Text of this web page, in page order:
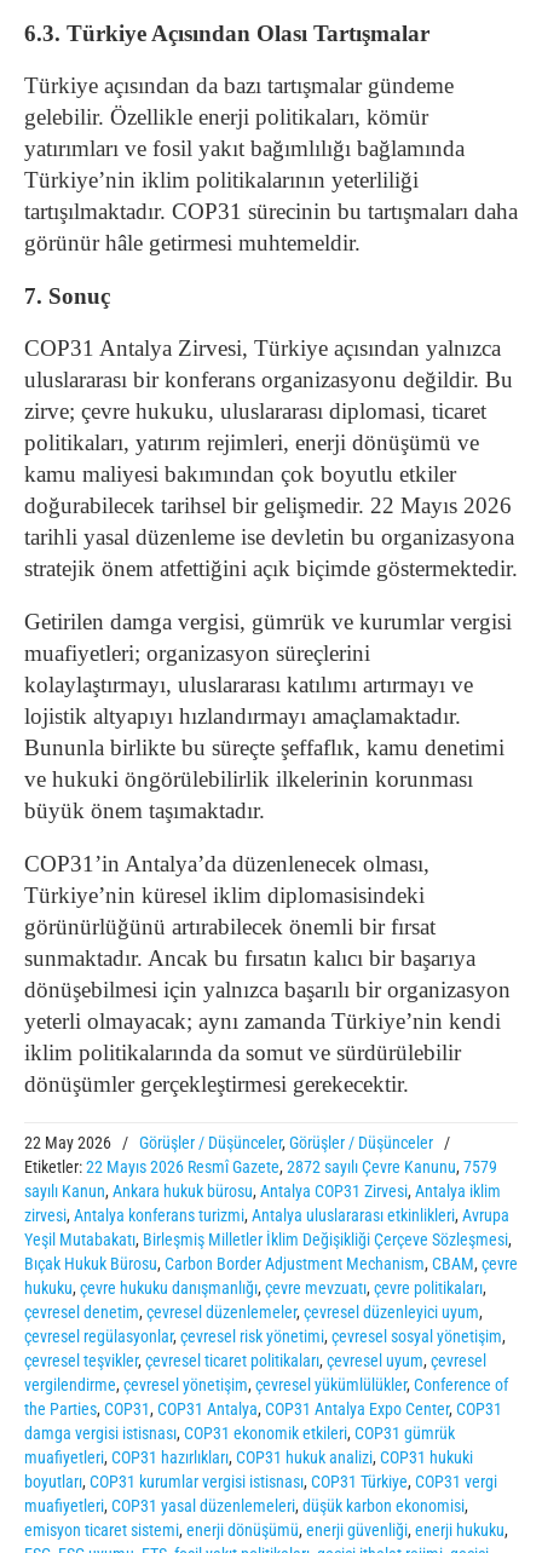
6.3. Türkiye Açısından Olası Tartışmalar
Türkiye açısından da bazı tartışmalar gündeme
gelebilir. Özellikle enerji politikaları, kömür
yatırımları ve fosil yakıt bağımlılığı bağlamında
Türkiye’nin iklim politikalarının yeterliliği
tartışılmaktadır. COP31 sürecinin bu tartışmaları daha
görünür hâle getirmesi muhtemeldir.
7. Sonuç
COP31 Antalya Zirvesi, Türkiye açısından yalnızca
uluslararası bir konferans organizasyonu değildir. Bu
zirve; çevre hukuku, uluslararası diplomasi, ticaret
politikaları, yatırım rejimleri, enerji dönüşümü ve
kamu maliyesi bakımından çok boyutlu etkiler
doğurabilecek tarihsel bir gelişmedir. 22 Mayıs 2026
tarihli yasal düzenleme ise devletin bu organizasyona
stratejik önem atfettiğini açık biçimde göstermektedir.
Getirilen damga vergisi, gümrük ve kurumlar vergisi
muafiyetleri; organizasyon süreçlerini
kolaylaştırmayı, uluslararası katılımı artırmayı ve
lojistik altyapıyı hızlandırmayı amaçlamaktadır.
Bununla birlikte bu süreçte şeffaflık, kamu denetimi
ve hukuki öngörülebilirlik ilkelerinin korunması
büyük önem taşımaktadır.
COP31’in Antalya’da düzenlenecek olması,
Türkiye’nin küresel iklim diplomasisindeki
görünürlüğünü artırabilecek önemli bir fırsat
sunmaktadır. Ancak bu fırsatın kalıcı bir başarıya
dönüşebilmesi için yalnızca başarılı bir organizasyon
yeterli olmayacak; aynı zamanda Türkiye’nin kendi
iklim politikalarında da somut ve sürdürülebilir
dönüşümler gerçekleştirmesi gerekecektir.
22 May 2026 / Görüşler / Düşünceler, Görüşler / Düşünceler
/
Etiketler:22 Mayıs 2026 Resmî Gazete, 2872 sayılı Çevre Kanunu, 7579
sayılı Kanun, Ankara hukuk bürosu, Antalya COP31 Zirvesi, Antalya iklim
zirvesi, Antalya konferans turizmi, Antalya uluslararası etkinlikleri, Avrupa
Yeşil Mutabakatı, Birleşmiş Milletler İklim Değişikliği Çerçeve Sözleşmesi,
Bıçak Hukuk Bürosu, Carbon Border Adjustment Mechanism, CBAM, çevre
hukuku, çevre hukuku danışmanlığı, çevre mevzuatı, çevre politikaları,
çevresel denetim, çevresel düzenlemeler, çevresel düzenleyici uyum,
çevresel regülasyonlar, çevresel risk yönetimi, çevresel sosyal yönetişim,
çevresel teşvikler, çevresel ticaret politikaları, çevresel uyum, çevresel
vergilendirme, çevresel yönetişim, çevresel yükümlülükler, Conference of
the Parties, COP31, COP31 Antalya, COP31 Antalya Expo Center, COP31
damga vergisi istisnası, COP31 ekonomik etkileri, COP31 gümrük
muafiyetleri, COP31 hazırlıkları, COP31 hukuk analizi, COP31 hukuki
boyutları, COP31 kurumlar vergisi istisnası, COP31 Türkiye, COP31 vergi
muafiyetleri, COP31 yasal düzenlemeleri, düşük karbon ekonomisi,
emisyon ticaret sistemi, enerji dönüşümü, enerji güvenliği, enerji hukuku,